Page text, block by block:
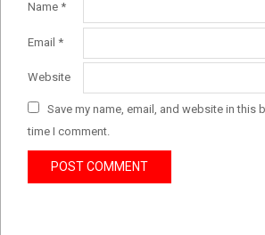
Name *
Email *
Website
Save my name, email, and website in this
time I comment.